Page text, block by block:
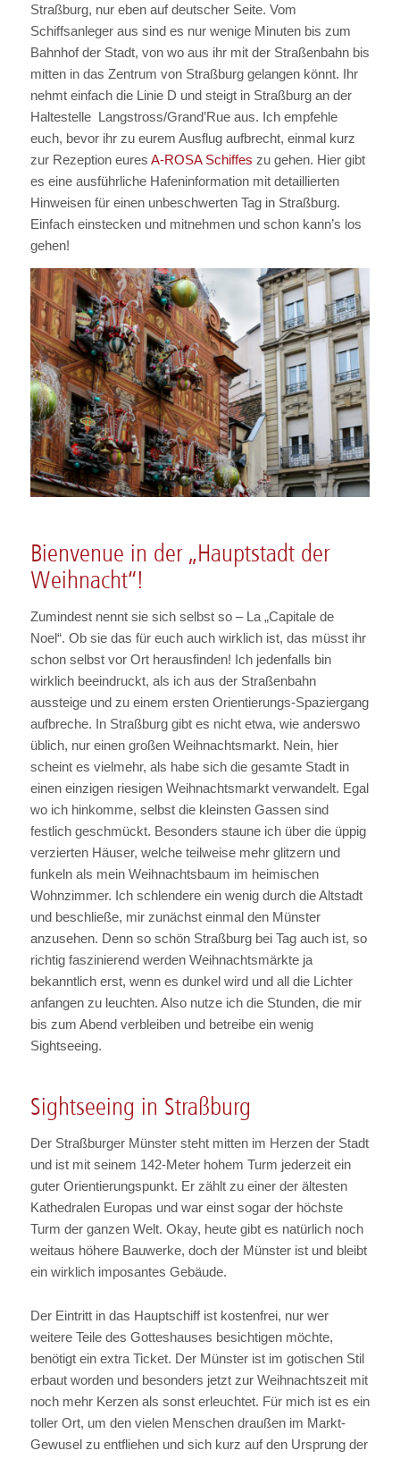
Straßburg, nur eben auf deutscher Seite. Vom
Schiffsanleger aus sind es nur wenige Minuten bis zum
Bahnhof der Stadt, von wo aus ihr mit der Straßenbahn bis
mitten in das Zentrum von Straßburg gelangen könnt. Ihr
nehmt einfach die Linie D und steigt in Straßburg an der
Haltestelle Langstross/Grand’Rue aus. Ich empfehle
euch, bevor ihr zu eurem Ausflug aufbrecht, einmal kurz
zur Rezeption eures A-ROSA Schiffes zu gehen. Hier gibt
es eine ausführliche Hafeninformation mit detaillierten
Hinweisen für einen unbeschwerten Tag in Straßburg.
Einfach einstecken und mitnehmen und schon kann’s los
gehen!
Bienvenue in der „Hauptstadt der
Weihnacht“!
Zumindest nennt sie sich selbst so – La „Capitale de
Noel“. Ob sie das für euch auch wirklich ist, das müsst ihr
schon selbst vor Ort herausfinden! Ich jedenfalls bin
wirklich beeindruckt, als ich aus der Straßenbahn
aussteige und zu einem ersten Orientierungs-Spaziergang
aufbreche. In Straßburg gibt es nicht etwa, wie anderswo
üblich, nur einen großen Weihnachtsmarkt. Nein, hier
scheint es vielmehr, als habe sich die gesamte Stadt in
einen einzigen riesigen Weihnachtsmarkt verwandelt. Egal
wo ich hinkomme, selbst die kleinsten Gassen sind
festlich geschmückt. Besonders staune ich über die üppig
verzierten Häuser, welche teilweise mehr glitzern und
funkeln als mein Weihnachtsbaum im heimischen
Wohnzimmer. Ich schlendere ein wenig durch die Altstadt
und beschließe, mir zunächst einmal den Münster
anzusehen. Denn so schön Straßburg bei Tag auch ist, so
richtig faszinierend werden Weihnachtsmärkte ja
bekanntlich erst, wenn es dunkel wird und all die Lichter
anfangen zu leuchten. Also nutze ich die Stunden, die mir
bis zum Abend verbleiben und betreibe ein wenig
Sightseeing.
Sightseeing in Straßburg
Der Straßburger Münster steht mitten im Herzen der Stadt
und ist mit seinem 142-Meter hohem Turm jederzeit ein
guter Orientierungspunkt. Er zählt zu einer der ältesten
Kathedralen Europas und war einst sogar der höchste
Turm der ganzen Welt. Okay, heute gibt es natürlich noch
weitaus höhere Bauwerke, doch der Münster ist und bleibt
ein wirklich imposantes Gebäude.
Der Eintritt in das Hauptschiff ist kostenfrei, nur wer
weitere Teile des Gotteshauses besichtigen möchte,
benötigt ein extra Ticket. Der Münster ist im gotischen Stil
erbaut worden und besonders jetzt zur Weihnachtszeit mit
noch mehr Kerzen als sonst erleuchtet. Für mich ist es ein
toller Ort, um den vielen Menschen draußen im Markt-
Gewusel zu entfliehen und sich kurz auf den Ursprung der